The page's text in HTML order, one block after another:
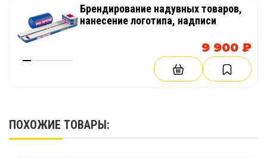
Брендирование надувных товаров,
нанесение логотипа, надписи
9 900 ₽
ПОХОЖИЕ ТОВАРЫ: